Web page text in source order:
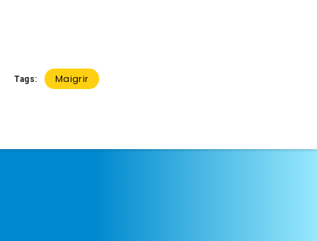
Tags: Maigrir